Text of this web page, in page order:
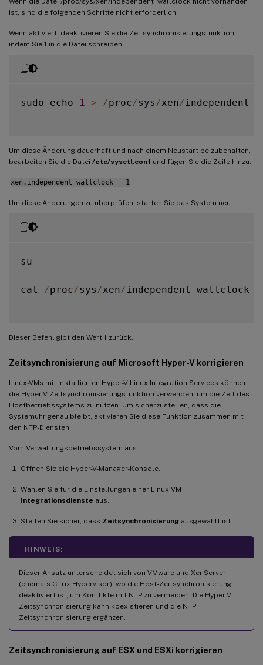
ist, sind die folgenden Schritte nicht erforderlich.
Wenn aktiviert, deaktivieren Sie die Zeitsynchronisierungsfunktion,
indem Sie 1 in die Datei schreiben:
sudo echo 1 > /proc/sys /xen/
Um diese Änderung dauerhaft und nach einem Neustart beizubehalten,
bearbeiten Sie die Datei /etc/sysctl.conf und fügen Sie die Zeile hinzu:
xen.independent_wallclock = 1
Um diese Änderungen zu überprüfen, starten Sie das System neu:
su -
cat /proc/sys /xen/ independent_wallclock
Dieser Befehl gibt den Wert 1 zurück.
Zeitsynchronisierung auf Microsoft Hyper-V korrigieren
Linux-VMs mit installierten Hyper-V Linux Integration Services können
die Hyper-V-Zeitsynchronisierungsfunktion verwenden, um die Zeit des
Hostbetriebssystems zu nutzen. Um sicherzustellen, dass die
Systemuhr genau bleibt, aktivieren Sie diese Funktion zusammen mit
den NTP-Diensten.
Vom Verwaltungsbetriebssystem aus:
Öffnen Sie die Hyper-V-Manager-Konsole.
Wählen Sie für die Einstellungen einer Linux-VM
Integrationsdienste aus.
Stellen Sie sicher, dass Zeitsynchronisierung ausgewählt ist.
HINWEIS:
Dieser Ansatz unterscheidet sich von VMware und XenServer
(ehemals Citrix Hypervisor), wo die Host-Zeitsynchronisierung
deaktiviert ist, um Konflikte mit NTP zu vermeiden. Die Hyper-V-
Zeitsynchronisierung kann koexistieren und die NTP-
Zeitsynchronisierung ergänzen.
Zeitsynchronisierung auf ESX und ESXi korrigieren